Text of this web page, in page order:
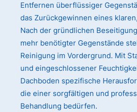
Entfernen überflüssiger
das Zurückgewinnen eines
Nach der gründlichen
mehr benötigter Gegenstände
Reinigung im Vordergrund. Mit
und eingeschlossener
Dachboden spezifische
die einer sorgfältigen und
Behandlung bedürfen.